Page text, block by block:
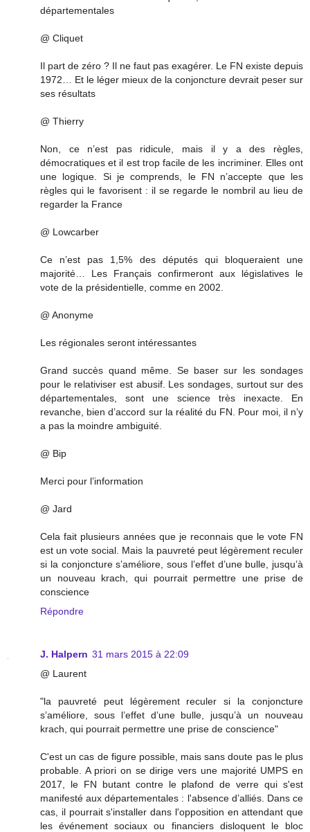
départementales
@ Cliquet
Il part de zéro ? Il ne faut pas exagérer. Le FN existe depuis
1972… Et le léger mieux de la conjoncture devrait peser sur
ses résultats
@ Thierry
Non, ce n’est pas ridicule, mais il y a des règles,
démocratiques et il est trop facile de les incriminer. Elles ont
une logique. Si je comprends, le FN n’accepte que les
règles qui le favorisent : il se regarde le nombril au lieu de
regarder la France
@ Lowcarber
Ce n’est pas 1,5% des députés qui bloqueraient une
majorité… Les Français confirmeront aux législatives le
vote de la présidentielle, comme en 2002.
@ Anonyme
Les régionales seront intéressantes
Grand succès quand même. Se baser sur les sondages
pour le relativiser est abusif. Les sondages, surtout sur des
départementales, sont une science très inexacte. En
revanche, bien d’accord sur la réalité du FN. Pour moi, il n’y
a pas la moindre ambiguité.
@ Bip
Merci pour l’information
@ Jard
Cela fait plusieurs années que je reconnais que le vote FN
est un vote social. Mais la pauvreté peut légèrement reculer
si la conjoncture s’améliore, sous l’effet d’une bulle, jusqu’à
un nouveau krach, qui pourrait permettre une prise de
conscience
Répondre
J. Halpern 31 mars 2015 à 22:09
@ Laurent
"la pauvreté peut légèrement reculer si la conjoncture
s’améliore, sous l’effet d’une bulle, jusqu’à un nouveau
krach, qui pourrait permettre une prise de conscience"
C'est un cas de figure possible, mais sans doute pas le plus
probable. A priori on se dirige vers une majorité UMPS en
2017, le FN butant contre le plafond de verre qui s'est
manifesté aux départementales : l'absence d’alliés. Dans ce
cas, il pourrait s'installer dans l'opposition en attendant que
les événement sociaux ou financiers disloquent le bloc